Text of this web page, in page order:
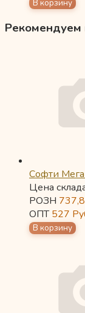
Рекомендуем
Софти Мега
Цена
РОЗН
ОПТ527